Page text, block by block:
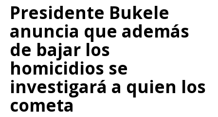
Presidente Bukele
anuncia que además
de bajar los
homicidios se
investigará a quien los
cometa